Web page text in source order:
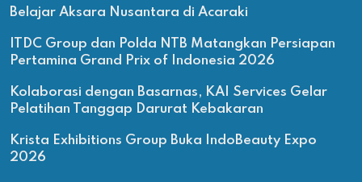
Belajar Aksara Nusantara di Acaraki
ITDC Group dan Polda NTB Matangkan Persiapan
Pertamina Grand Prix of Indonesia 2026
Kolaborasi dengan Basarnas, KAI Services Gelar
Pelatihan Tanggap Darurat Kebakaran
Krista Exhibitions Group Buka IndoBeauty Expo
2026